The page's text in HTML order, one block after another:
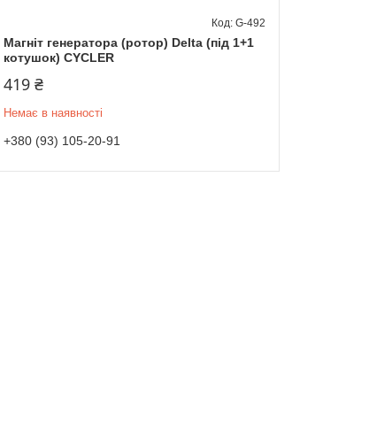
Магніт генератора (ротор) Delta (під 1+1
котушок) CYCLER
G-492
419 ₴
Немає в наявності
+380 (93) 105-20-91